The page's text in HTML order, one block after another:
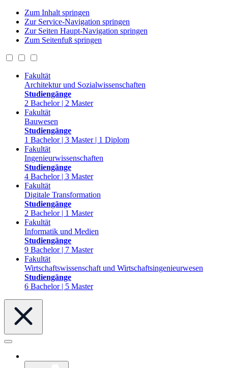
Zum Inhalt springen
Zur Service-Navigation springen
Zur Seiten Haupt-Navigation springen
Zum Seitenfuß springen
Fakultät
Architektur und Sozialwissenschaften
Studiengänge
2 Bachelor | 2 Master
Fakultät
Bauwesen
Studiengänge
1 Bachelor | 3 Master | 1 Diplom
Fakultät
Ingenieurwissenschaften
Studiengänge
4 Bachelor | 3 Master
Fakultät
Digitale Transformation
Studiengänge
2 Bachelor | 1 Master
Fakultät
Informatik und Medien
Studiengänge
9 Bachelor | 7 Master
Fakultät
Wirtschaftswissenschaft und Wirtschaftsingenieurwesen
Studiengänge
6 Bachelor | 5 Master